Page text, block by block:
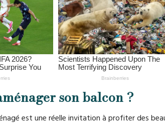
son balcon ?
est une réelle invitation à profiter des